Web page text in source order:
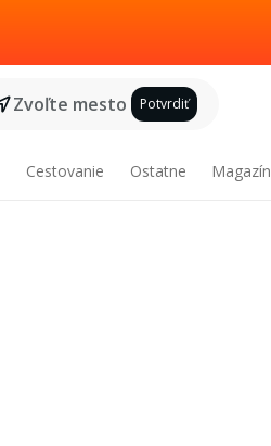
Zvoľte mesto Potvrdiť
Cestovanie Ostatne Magazín